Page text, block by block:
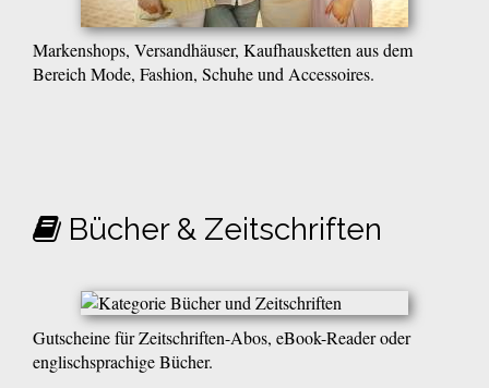
Markenshops, Versandhäuser, Kaufhausketten aus dem
Bereich Mode, Fashion, Schuhe und Accessoires.
Bücher & Zeitschriften
Gutscheine für Zeitschriften-Abos, eBook-Reader oder
englischsprachige Bücher.